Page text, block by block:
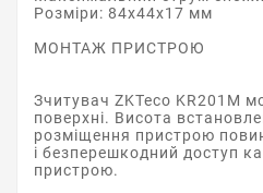
Розміри: 84х44х17 мм
МОНТАЖ ПРИСТРОЮ
Зчитувач ZKTeco KR201M
поверхні. Висота
розміщення пристрою
і безперешкодний доступ
пристрою.